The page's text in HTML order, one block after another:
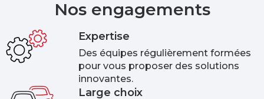
Nos engagements
Expertise
Des équipes régulièrement formées
pour vous proposer des solutions
innovantes.
Large choix